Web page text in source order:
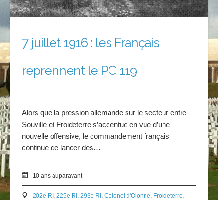
7 juillet 1916 : les Français
reprennent le PC 119
Alors que la pression allemande sur le secteur entre
Souville et Froideterre s’accentue en vue d’une
nouvelle offensive, le commandement français
continue de lancer des…
10 ans auparavant
202e RI , 225e RI , 293e RI , Colonel d'Olonne, Froideterre,